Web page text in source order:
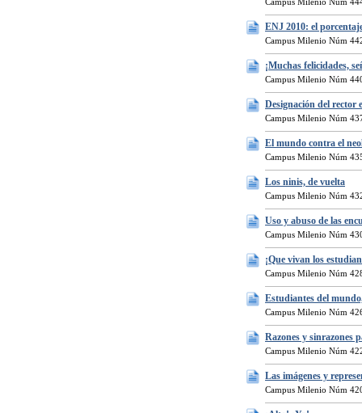
ENJ 2010: el
Campus Milenio Núm
¡Muchas felicidades,
Campus Milenio Núm
Designación del rector
Campus Milenio Núm
El mundo contra el
Campus Milenio Núm
Los ninis, de vuelta
Campus Milenio Núm
Uso y abuso de las
Campus Milenio Núm
¡Que vivan los
Campus Milenio Núm
Estudiantes del
Campus Milenio Núm
Razones y sinrazones
Campus Milenio Núm
Las imágenes y
Campus Milenio Núm